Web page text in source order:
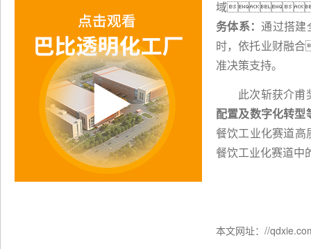
域
务体系：通过搭建
时，依托业财融
准决策支持。
此次斩获介甫
配置及数字化转型
餐饮工业化赛道
餐饮工业化赛道中
本文网址：//